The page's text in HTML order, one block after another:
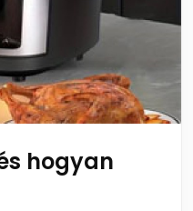
hogyan